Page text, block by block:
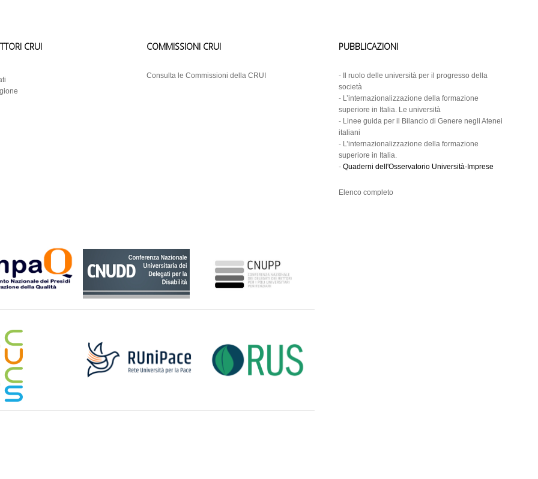
CRUI COMMISSIONI CRUI
Consulta le Commissioni della CRUI
PUBBLICAZIONI
-
Il ruolo delle università per il progresso della
società
- L’internazionalizzazione della formazione
superiore in Italia. Le università
- Linee guida per il Bilancio di Genere negli Atenei
italiani
- L’internazionalizzazione della formazione
superiore in Italia.
- Quaderni dell'Osservatorio Università-Imprese
Elenco completo